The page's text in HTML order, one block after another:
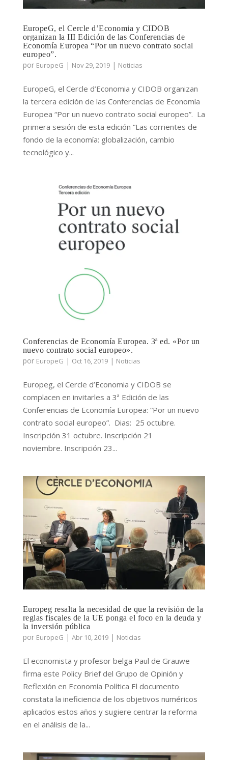
EuropeG, el Cercle d’Economia y CIDOB
organizan la III Edición de las Conferencias de
Economía Europea “Por un nuevo contrato social
europeo”.
por EuropeG | Nov 29, 2019| Noticias
EuropeG, el Cercle d’Economia y CIDOB organizan
la tercera edición de las Conferencias de Economía
Europea “Por un nuevo contrato social europeo”. La
primera sesión de esta edición “Las corrientes de
fondo de la economía: globalización, cambio
tecnológico y...
Conferencias de Economía Europea. 3ª ed. «Por un
nuevo contrato social europeo».
por EuropeG | Oct 16, 2019| Noticias
Europeg, el Cercle d’Economia y CIDOB se
complacen en invitarles a 3ª Edición de las
Conferencias de Economía Europea: “Por un nuevo
contrato social europeo”. Dias: 25 octubre.
Inscripción 31 octubre. Inscripción 21
noviembre. Inscripción 23...
Europeg resalta la necesidad de que la revisión de la
reglas fiscales de la UE ponga el foco en la deuda y
la inversión pública
por EuropeG | Abr 10, 2019| Noticias
El economista y profesor belga Paul de Grauwe
firma este Policy Brief del Grupo de Opinión y
Reflexión en Economía Política El documento
constata la ineficiencia de los objetivos numéricos
aplicados estos años y sugiere centrar la reforma
en el análisis de la...